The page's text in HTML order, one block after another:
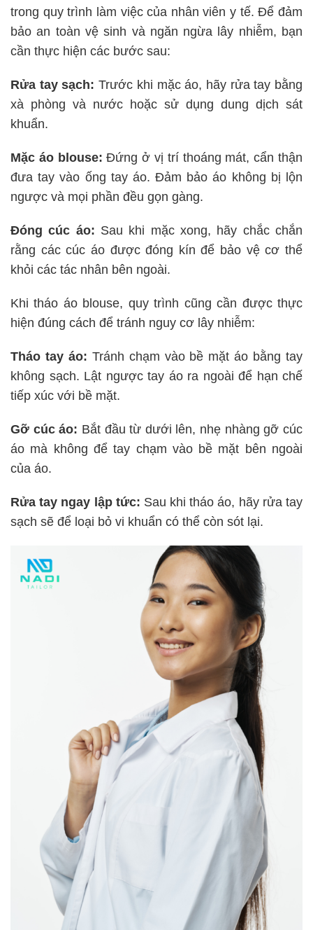
trong quy trình làm việc của nhân viên y tế. Để đảm
bảo an toàn vệ sinh và ngăn ngừa lây nhiễm, bạn
cần thực hiện các bước sau:
Rửa tay sạch: Trước khi mặc áo, hãy rửa tay bằng
xà phòng và nước hoặc sử dụng dung dịch sát
khuẩn.
Mặc áo blouse: Đứng ở vị trí thoáng mát, cẩn thận
đưa tay vào ống tay áo. Đảm bảo áo không bị lộn
ngược và mọi phần đều gọn gàng.
Đóng cúc áo: Sau khi mặc xong, hãy chắc chắn
rằng các cúc áo được đóng kín để bảo vệ cơ thể
khỏi các tác nhân bên ngoài.
Khi tháo áo blouse, quy trình cũng cần được thực
hiện đúng cách để tránh nguy cơ lây nhiễm:
Tháo tay áo: Tránh chạm vào bề mặt áo bằng tay
không sạch. Lật ngược tay áo ra ngoài để hạn chế
tiếp xúc với bề mặt.
Gỡ cúc áo: Bắt đầu từ dưới lên, nhẹ nhàng gỡ cúc
áo mà không để tay chạm vào bề mặt bên ngoài
của áo.
Rửa tay ngay lập tức: Sau khi tháo áo, hãy rửa tay
sạch sẽ để loại bỏ vi khuẩn có thể còn sót lại.